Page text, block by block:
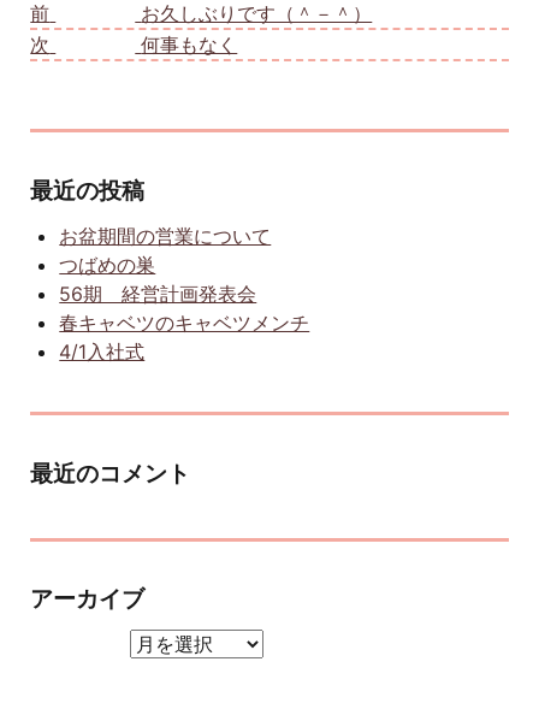
前
お久しぶりです（＾－＾）
次
何事もなく
最近の投稿
お盆期間の営業について
つばめの巣
56期 経営計画発表会
春キャベツのキャベツメンチ
4/1入社式
最近のコメント
アーカイブ